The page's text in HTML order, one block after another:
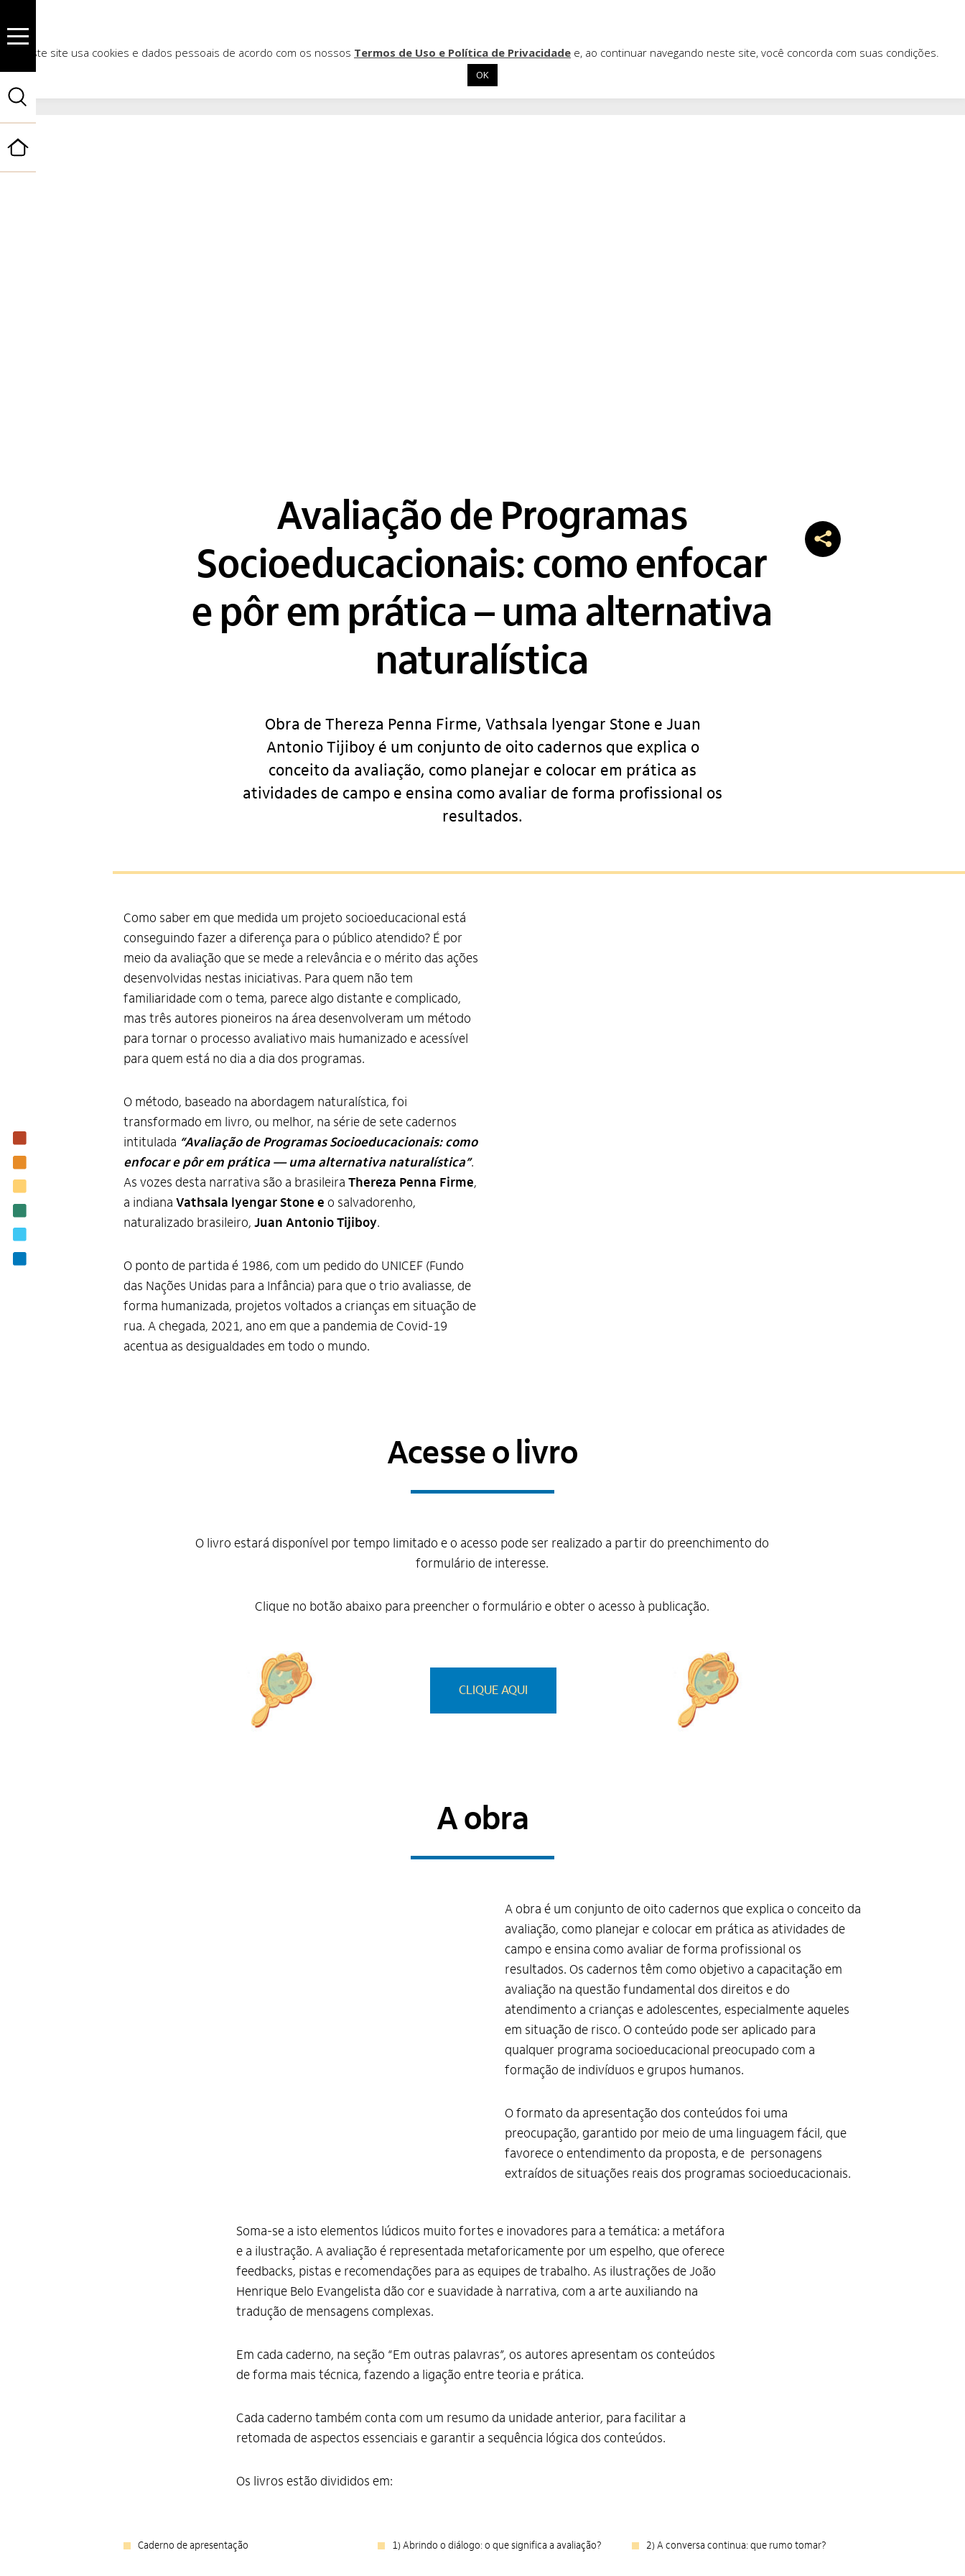
Avaliação de Programas
Socioeducacionais: como enfocar
e pôr em prática – uma alternativa
naturalística
Obra de Thereza Penna Firme, Vathsala lyengar Stone e Juan
Antonio Tijiboy é um conjunto de oito cadernos que explica o
conceito da avaliação, como planejar e colocar em prática as
atividades de campo e ensina como avaliar de forma profissional os
resultados.
Como saber em que medida um projeto socioeducacional está
conseguindo fazer a diferença para o público atendido? É por
meio da avaliação que se mede a relevância e o mérito das ações
desenvolvidas nestas iniciativas. Para quem não tem
familiaridade com o tema, parece algo distante e complicado,
mas três autores pioneiros na área desenvolveram um método
para tornar o processo avaliativo mais humanizado e acessível
para quem está no dia a dia dos programas.
O método, baseado na abordagem naturalística, foi
transformado em livro, ou melhor, na série de sete cadernos
intitulada “Avaliação de Programas Socioeducacionais: como
enfocar e pôr em prática — uma alternativa naturalística”.
As vozes desta narrativa são a brasileiraThereza Penna Firme,
a indianaVathsala lyengar Stone e o salvadorenho,
naturalizado brasileiro,Juan Antonio Tijiboy.
O ponto de partida é 1986, com um pedido do UNICEF (Fundo
das Nações Unidas para a Infância) para que o trio avaliasse, de
forma humanizada, projetos voltados a crianças em situação de
rua. A chegada, 2021, ano em que a pandemia de Covid-19
acentua as desigualdades em todo o mundo.
Acesse o livro
O livro estará disponível por tempo limitado e o acesso pode ser realizado a partir do preenchimento do
formulário de interesse.
Clique no botão abaixo para preencher o formulário e obter o acesso à publicação.
CLIQUE AQUI
A obra
A obra é um conjunto de oito cadernos que explica o conceito da
avaliação, como planejar e colocar em prática as atividades de
campo e ensina como avaliar de forma profissional os
resultados. Os cadernos têm como objetivo a capacitação em
avaliação na questão fundamental dos direitos e do
atendimento a crianças e adolescentes, especialmente aqueles
em situação de risco. O conteúdo pode ser aplicado para
qualquer programa socioeducacional preocupado com a
formação de indivíduos e grupos humanos.
O formato da apresentação dos conteúdos foi uma
preocupação, garantido por meio de uma linguagem fácil, que
favorece o entendimento da proposta, e de personagens
extraídos de situações reais dos programas socioeducacionais.
Soma-se a isto elementos lúdicos muito fortes e inovadores para a temática: a metáfora
e a ilustração. A avaliação é representada metaforicamente por um espelho, que oferece
feedbacks, pistas e recomendações para as equipes de trabalho. As ilustrações de João
Henrique Belo Evangelista dão cor e suavidade à narrativa, com a arte auxiliando na
tradução de mensagens complexas.
Em cada caderno, na seção “Em outras palavras”, os autores apresentam os conteúdos
de forma mais técnica, fazendo a ligação entre teoria e prática.
Cada caderno também conta com um resumo da unidade anterior, para facilitar a
retomada de aspectos essenciais e garantir a sequência lógica dos conteúdos.
Os livros estão divididos em:
Caderno de apresentação 1) Abrindo o diálogo: o que significa a avaliação? 2) A conversa continua: que rumo tomar?
Este site usa cookies e dados pessoais de acordo com os nossos Termos de Uso e Política de Privacidade e, ao continuar navegando neste site, você concorda com suas condições.
OK